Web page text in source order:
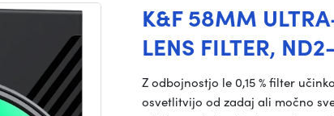
K&F 58MM
LENS FILTER,
Z odbojnostjo le 0,15 % filter
osvetlitvijo od zadaj ali močno